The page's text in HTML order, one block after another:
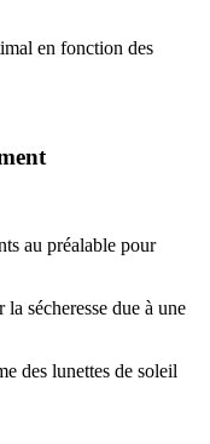
en fonction des
au préalable pour
sécheresse due à une
des lunettes de soleil